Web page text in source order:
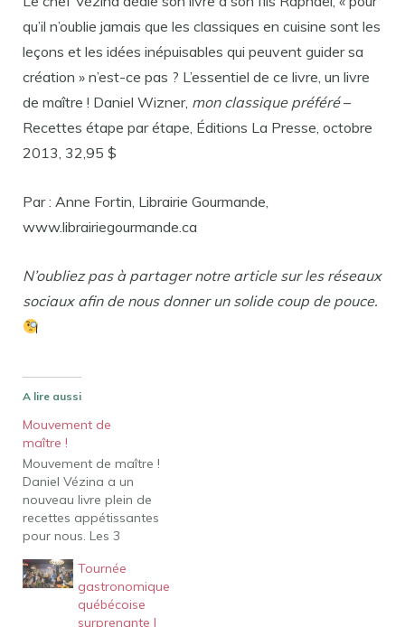
qu’il n’oublie jamais que les classiques en cuisine sont les
leçons et les idées inépuisables qui peuvent guider sa
création » n’est-ce pas ? L’essentiel de ce livre, un livre
de maître ! Daniel Wizner, mon classique préféré–
Recettes étape par étape, Éditions La Presse, octobre
2013, 32,95 $
Par : Anne Fortin, Librairie Gourmande,
www.librairiegourmande.ca
N’oubliez pas à partager notre article sur les réseaux
sociaux afin de nous donner un solide coup de pouce.
A lire aussi
Mouvement de
maître !
Mouvement de maître !
Daniel Vézina a un
nouveau livre plein de
recettes appétissantes
pour nous. Les 3
l'émission estivale de
Radio-Canada " Chefs ! »
Apprenons à mieux
Tournée
gastronomique
québécoise
surprenante |